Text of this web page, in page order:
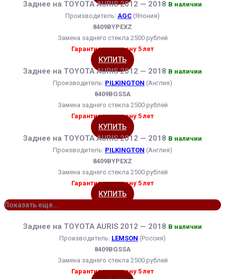
Заднее на TOYOTA AURIS 2012 — 2018 В наличии
Производитель: AGC (Япония)
8409BYPEXZ
Замена заднего стекла 2500 рублей
Гарантия на замену 5 лет
КУПИТЬ
Заднее на TOYOTA AURIS 2012 — 2018 В наличии
Производитель: PILKINGTON (Англия)
8409BGSSA
Замена заднего стекла 2500 рублей
Гарантия на замену 5 лет
КУПИТЬ
Заднее на TOYOTA AURIS 2012 — 2018 В наличии
Производитель: PILKINGTON (Англия)
8409BYPEXZ
Замена заднего стекла 2500 рублей
Гарантия на замену 5 лет
КУПИТЬ
Показать еще...
Заднее на TOYOTA AURIS 2012 — 2018 В наличии
Производитель: LEMSON (Россия)
8409BGSSA
Замена заднего стекла 2500 рублей
Гарантия на замену 5 лет